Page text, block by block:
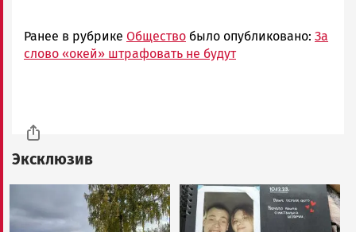
Ранее в рубрике Общество было опубликовано: За
слово «окей» штрафовать не будут
Эксклюзив
Image